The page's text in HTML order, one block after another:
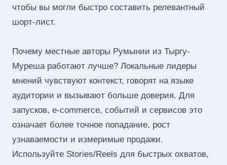
чтобы вы могли быстро составить релевантный
шорт‑лист.
Почему местные авторы Румынии из Тыргу-
Муреша работают лучше? Локальные лидеры
мнений чувствуют контекст, говорят на языке
аудитории и вызывают больше доверия. Для
запусков, e‑commerce, событий и сервисов это
означает более точное попадание, рост
узнаваемости и измеримые продажи.
Используйте Stories/Reels для быстрых охватов,